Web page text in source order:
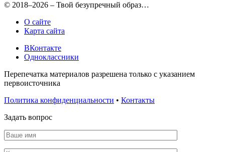
© 2018–2026 – Твой безупречный образ…
О сайте
Карта сайта
ВКонтакте
Одноклассники
Перепечатка материалов разрешена только с указанием
первоисточника
Политика конфиденциальности • Контакты
Задать вопрос